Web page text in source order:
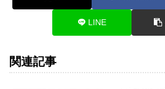
LINE
関連記事